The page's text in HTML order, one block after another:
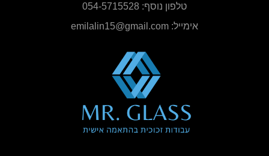
טלפון נוסף: 054-5715528
אימייל: emilalin15@gmail.com